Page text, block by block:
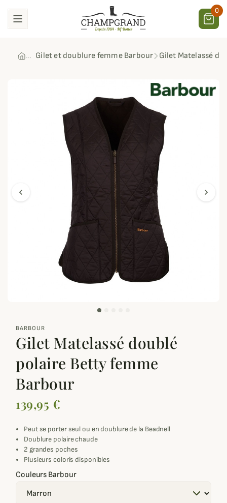
0
Gilet et doublure femme Barbour Gilet Matelassé
chevron_left chevron_right
BARBOUR
Gilet Matelassé doublé
polaire Betty femme
Barbour
139,95 €
Peut se porter seul ou en doublure de la Beadnell
Doublure polaire chaude
2 grandes poches
Plusieurs coloris disponibles
Couleurs Barbour